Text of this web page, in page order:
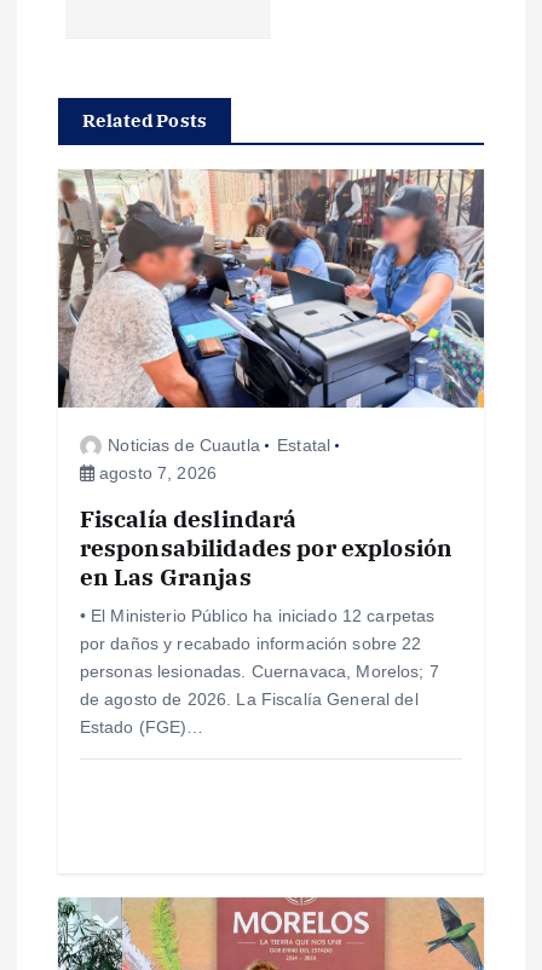
a
c
ó
n
d
s
Related Posts
Noticias de Cuautla
Estatal
agosto 7, 2026
Fiscalía deslindará
responsabilidades por explosión
en Las Granjas
• El Ministerio Público ha iniciado 12 carpetas
por daños y recabado información sobre 22
personas lesionadas. Cuernavaca, Morelos; 7
de agosto de 2026. La Fiscalía General del
Estado (FGE)…